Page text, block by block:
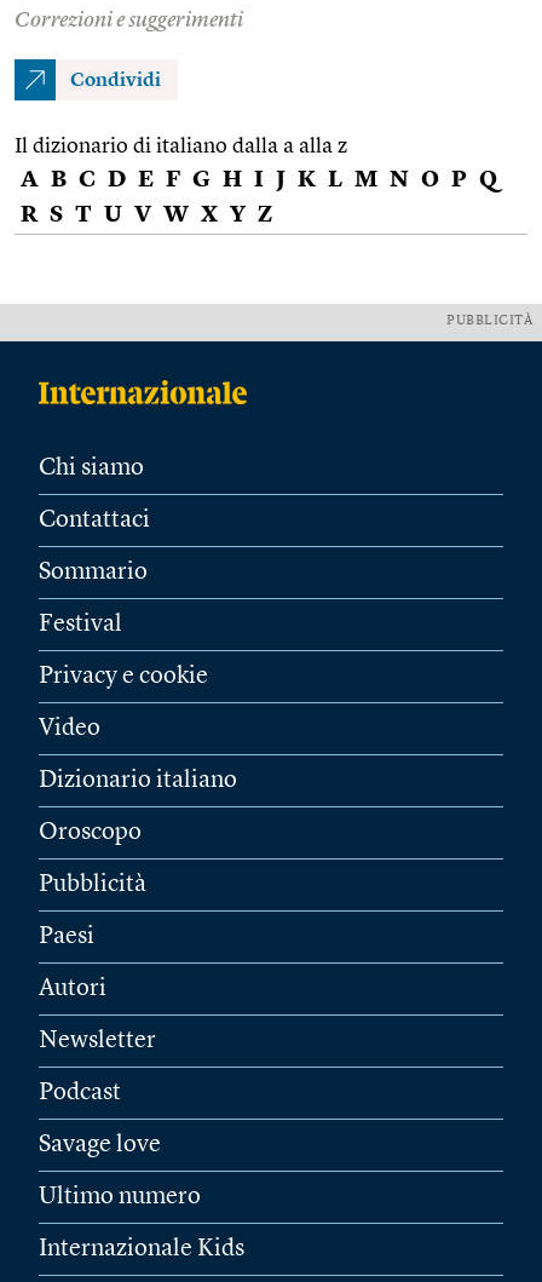
Correzioni e suggerimenti
Condividi
Il dizionario di italiano dalla a alla z
A B C D E F G H I J K L M N O P Q
R S T U V W X Y Z
PUBBLICITÀ
Chi siamo
Contattaci
Sommario
Festival
Privacy e cookie
Video
Dizionario italiano
Oroscopo
Pubblicità
Paesi
Autori
Newsletter
Podcast
Savage love
Ultimo numero
Internazionale Kids